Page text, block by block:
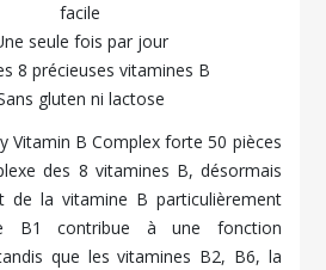
facile
seule fois par jour
8 précieuses vitamines B
gluten ni lactose
Vitamin B Complex forte 50 pièces
des 8 vitamines B, désormais
de la vitamine B particulièrement
B1 contribue à une fonction
que les vitamines B2, B6, la